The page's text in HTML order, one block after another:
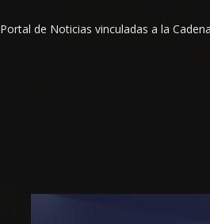
Portal de Noticias vinculadas a la